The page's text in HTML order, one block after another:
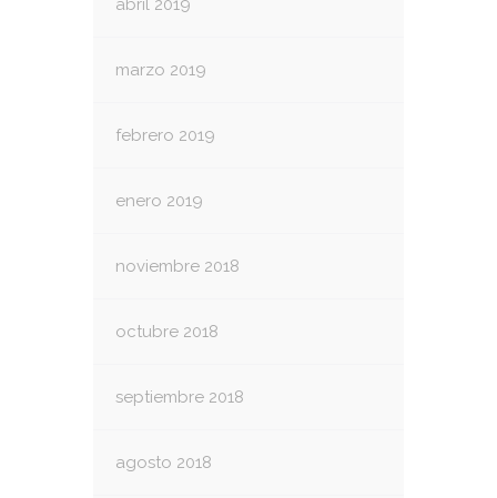
abril 2019
marzo 2019
febrero 2019
enero 2019
noviembre 2018
octubre 2018
septiembre 2018
agosto 2018